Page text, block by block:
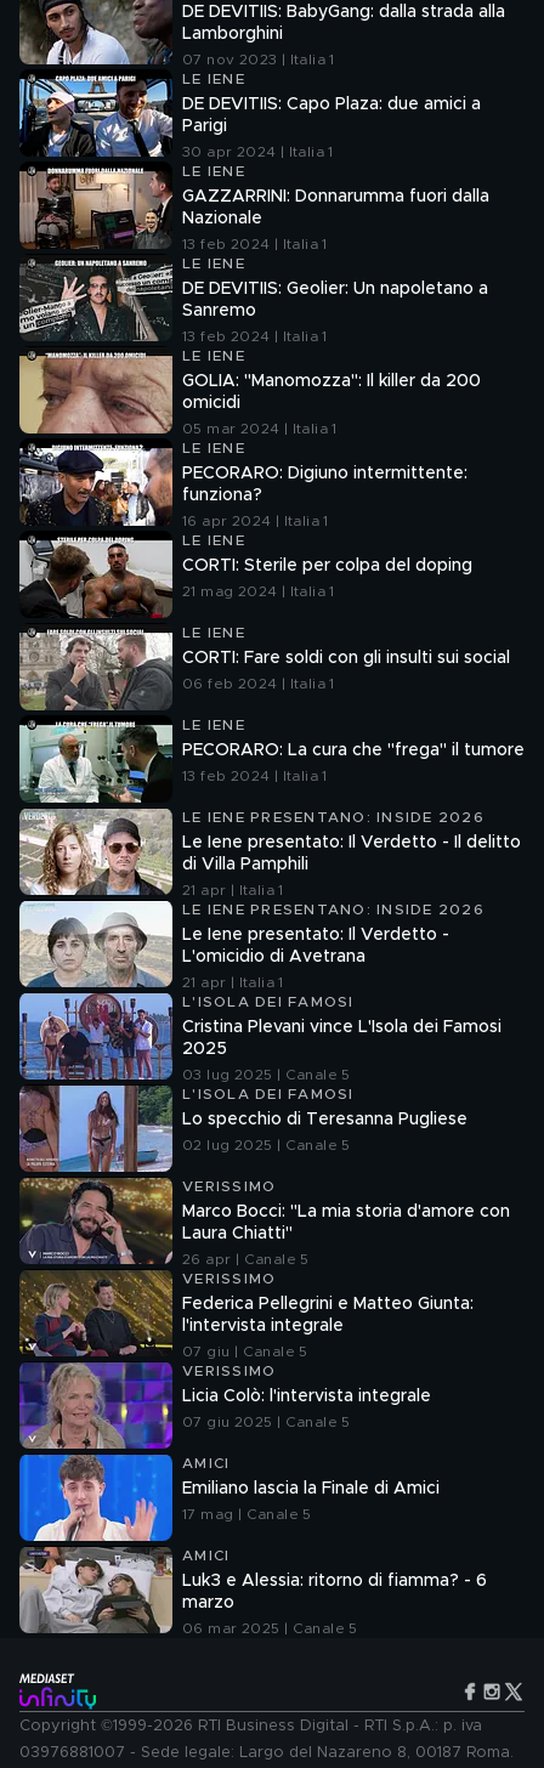
DE DEVITIIS: BabyGang: dalla strada alla
Lamborghini
07 nov 2023 | Italia 1
LE IENE
DE DEVITIIS: Capo Plaza: due amici a
Parigi
30 apr 2024 | Italia 1
LE IENE
GAZZARRINI: Donnarumma fuori dalla
Nazionale
13 feb 2024 | Italia 1
LE IENE
DE DEVITIIS: Geolier: Un napoletano a
Sanremo
13 feb 2024 | Italia 1
LE IENE
GOLIA: "Manomozza": Il killer da 200
omicidi
05 mar 2024 | Italia 1
LE IENE
PECORARO: Digiuno intermittente:
funziona?
16 apr 2024 | Italia 1
LE IENE
CORTI: Sterile per colpa del doping
21 mag 2024 | Italia 1
LE IENE
CORTI: Fare soldi con gli insulti sui social
06 feb 2024 | Italia 1
LE IENE
PECORARO: La cura che "frega" il tumore
13 feb 2024 | Italia 1
LE IENE PRESENTANO: INSIDE 2026
Le Iene presentato: Il Verdetto - Il delitto
di Villa Pamphili
21 apr | Italia 1
LE IENE PRESENTANO: INSIDE 2026
Le Iene presentato: Il Verdetto -
L'omicidio di Avetrana
21 apr | Italia 1
L'ISOLA DEI FAMOSI
Cristina Plevani vince L'Isola dei Famosi
2025
03 lug 2025 | Canale 5
L'ISOLA DEI FAMOSI
Lo specchio di Teresanna Pugliese
02 lug 2025 | Canale 5
VERISSIMO
Marco Bocci: "La mia storia d'amore con
Laura Chiatti"
26 apr | Canale 5
VERISSIMO
Federica Pellegrini e Matteo Giunta:
l'intervista integrale
07 giu | Canale 5
VERISSIMO
Licia Colò: l'intervista integrale
07 giu 2025 | Canale 5
AMICI
Emiliano lascia la Finale di Amici
17 mag | Canale 5
AMICI
Luk3 e Alessia: ritorno di fiamma? - 6
marzo
06 mar 2025 | Canale 5
Copyright ©1999-2026 RTI Business Digital - RTI S.p.A.: p. iva
03976881007 - Sede legale: Largo del Nazareno 8, 00187 Roma.